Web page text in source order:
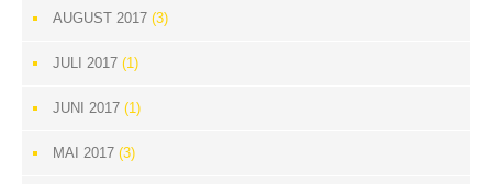
AUGUST 2017 (3)
JULI 2017 (1)
JUNI 2017 (1)
MAI 2017 (3)